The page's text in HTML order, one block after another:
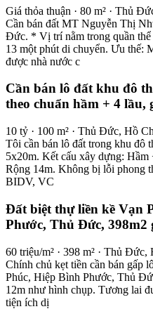
Giá thỏa thuận · 80 m² · Thủ
Cần bán đất MT Nguyễn Thị
Đức. * Vị trí nằm trong quần
13 một phút di chuyển. Ưu thế:
được nhà nước c
Cần bán lô đất khu đô
theo chuẩn hầm + 4 lầu,
10 tỷ · 100 m² · Thủ Đức, Hồ
Tôi cần bán lô đất trong khu
5x20m. Kết cấu xây dựng:
Rộng 14m. Không bị lỗi phong
BIDV, VC
Đất biệt thự liền kề Vạn
Phước, Thủ Đức, 398m2
60 triệu/m² · 398 m² · Thủ
Chính chủ kẹt tiền cần bán gấp
Phúc, Hiệp Bình Phước, Thủ
12m như hình chụp. Tương lai
tiện ích dị